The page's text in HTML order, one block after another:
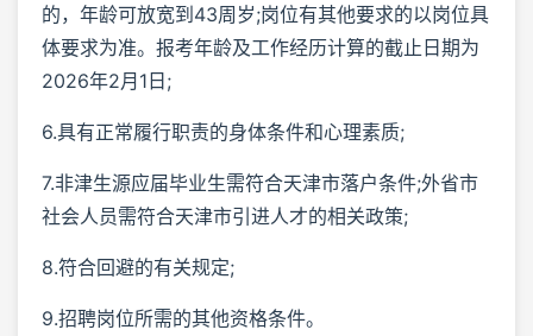
的，年龄可放宽到43周岁;岗位有其他要求的以岗位具
体要求为准。报考年龄及工作经历计算的截止日期为
2026年2月1日;
6.具有正常履行职责的身体条件和心理素质;
7.非津生源应届毕业生需符合天津市落户条件;外省市
社会人员需符合天津市引进人才的相关政策;
8.符合回避的有关规定;
9.招聘岗位所需的其他资格条件。